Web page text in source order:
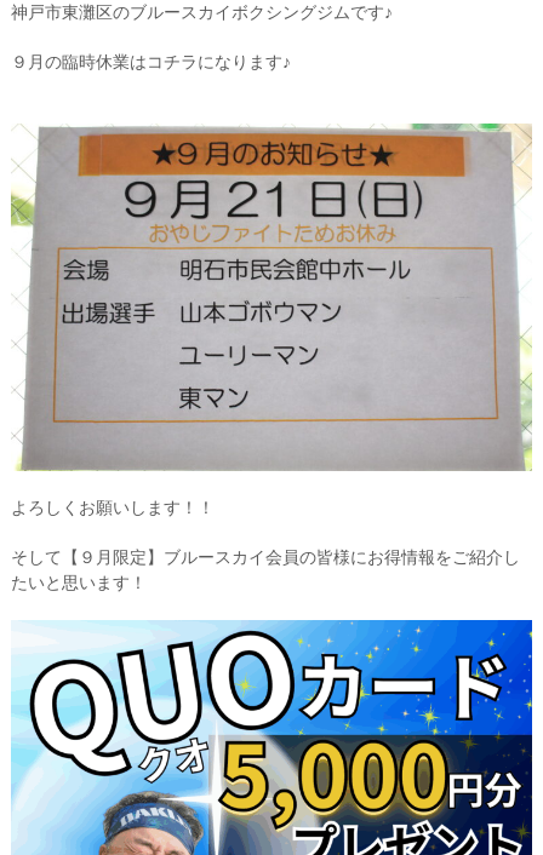
神戸市東灘区のブルースカイボクシングジムです♪
９月の臨時休業はコチラになります♪
よろしくお願いします！！
そして【９月限定】ブルースカイ会員の皆様にお得情報をご紹介し
たいと思います！